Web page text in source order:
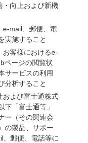
・向上および新機
e-mail、郵便、電
実施すること
お客様におけるe-
ページの閲覧状
サービスの利用
分析すること
および富士通株式
下「富士通等」
ー（その関連会
の製品、サポー
、郵便、電話等に